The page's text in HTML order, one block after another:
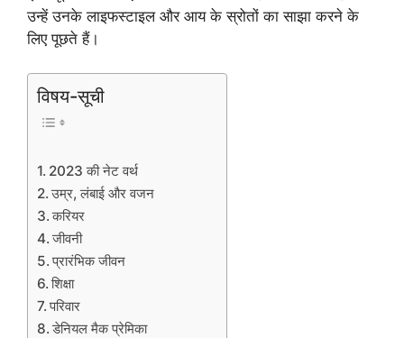
उन्हें उनके लाइफस्टाइल और आय के स्रोतों का साझा करने के
लिए पूछते हैं।
विषय-सूची
2023 की नेट वर्थ
उम्र, लंबाई और वजन
करियर
जीवनी
प्रारंभिक जीवन
शिक्षा
परिवार
डेनियल मैक प्रेमिका